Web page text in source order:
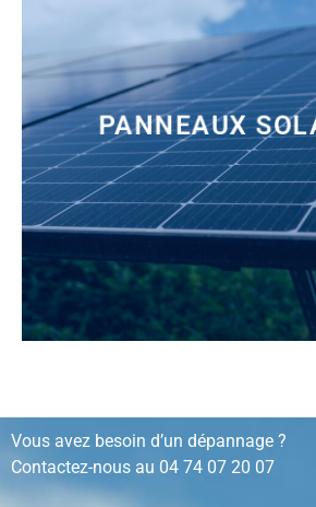
PANNEAUX
installation, rénovation,
Vous avez besoin d’un dépannage ?
Contactez-nous au 04 74 07 20 07